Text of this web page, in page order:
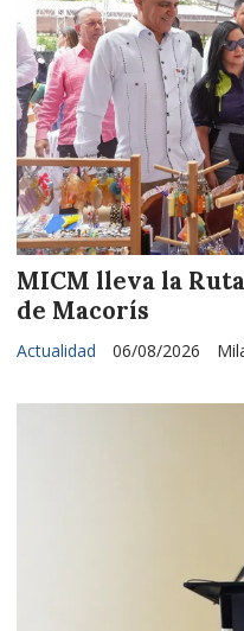
MICM lleva la
de Macorís
Actualidad 06/08/2026